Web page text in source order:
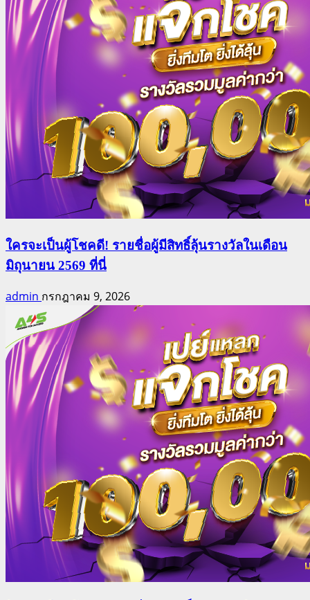
ใครจะเป็นผู้โชคดี! รายชื่อผู้มีสิทธิ์ลุ้นรางวัลในเดือน
มิถุนายน 2569 ที่นี่
admin กรกฎาคม 9, 2026